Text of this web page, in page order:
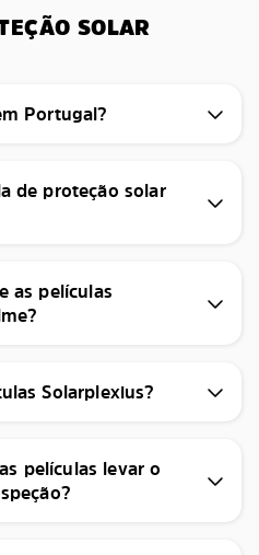
SOLAR
Portugal?
de proteção solar
as películas
Solarplexius?
películas levar o